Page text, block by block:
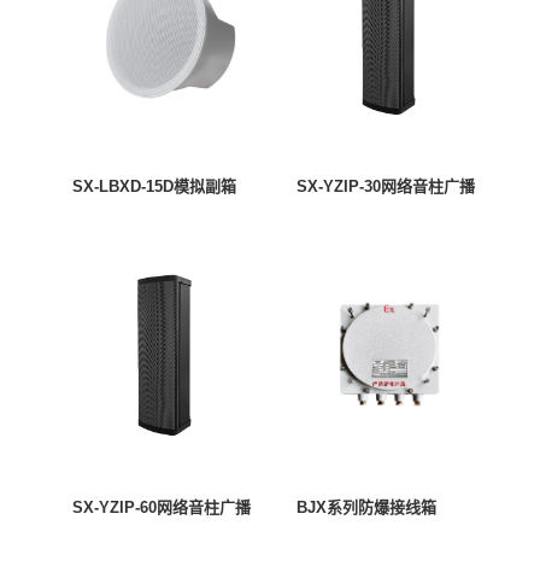
SX-LBXD-15D模拟副箱 SX-YZIP-30网络音柱广播
SX-YZIP-60网络音柱广播 BJX系列防爆接线箱